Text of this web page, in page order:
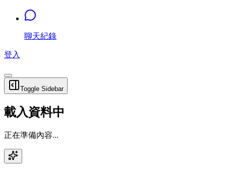
聊天紀錄
登入
Toggle Sidebar
載入資料中
正在準備內容...